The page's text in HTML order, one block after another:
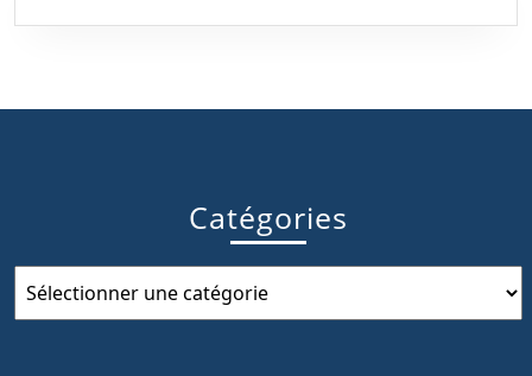
Catégories
Catégories